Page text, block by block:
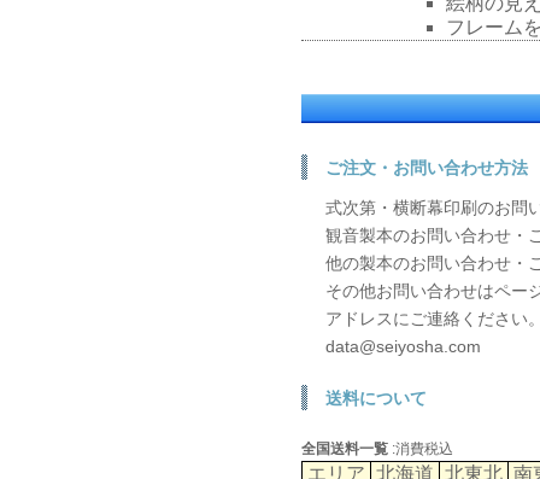
フレーム
ご注文・お問い合わせ方法
式次第・横断幕印刷のお問
観音製本のお問い合わせ・
他の製本のお問い合わせ・
その他お問い合わせはペー
アドレスにご連絡ください
data@seiyosha.com
送料について
全国送料一覧 :消費税込
エリア 北海道 北東北 南